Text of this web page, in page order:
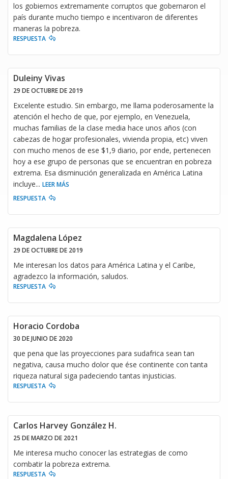
los gobiernos extremamente corruptos que gobernaron el
país durante mucho tiempo e incentivaron de diferentes
maneras la pobreza.
RESPUESTA
Duleiny Vivas
29 DE OCTUBRE DE 2019
Excelente estudio. Sin embargo, me llama poderosamente la
atención el hecho de que, por ejemplo, en Venezuela,
muchas familias de la clase media hace unos años (con
cabezas de hogar profesionales, vivienda propia, etc) viven
con mucho menos de ese $1,9 diario, por ende, pertenecen
hoy a ese grupo de personas que se encuentran en pobreza
extrema. Esa disminución generalizada en América Latina
incluye... LEER MÁS
RESPUESTA
Magdalena López
29 DE OCTUBRE DE 2019
Me interesan los datos para América Latina y el Caribe,
agradezco la información, saludos.
RESPUESTA
Horacio Cordoba
30 DE JUNIO DE 2020
que pena que las proyecciones para sudafrica sean tan
negativa, causa mucho dolor que ése continente con tanta
riqueza natural siga padeciendo tantas injusticias.
RESPUESTA
Carlos Harvey González H.
25 DE MARZO DE 2021
Me interesa mucho conocer las estrategias de como
combatir la pobreza extrema.
RESPUESTA